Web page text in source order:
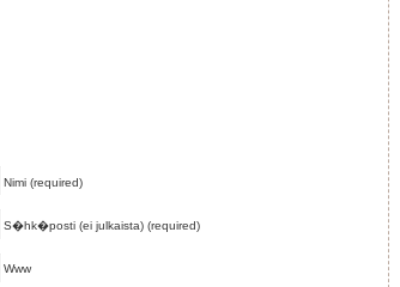
Nimi (required)
S�hk�posti (ei julkaista) (required)
Www